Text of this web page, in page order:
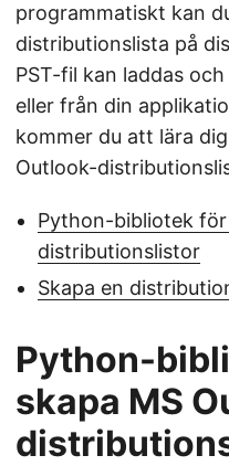
programmatiskt kan
distributionslista på
PST-fil kan laddas
eller från din
kommer du att lära
Outlook-
Python-bibliotek
distributionslistor
Skapa en
Python-
skapa MS